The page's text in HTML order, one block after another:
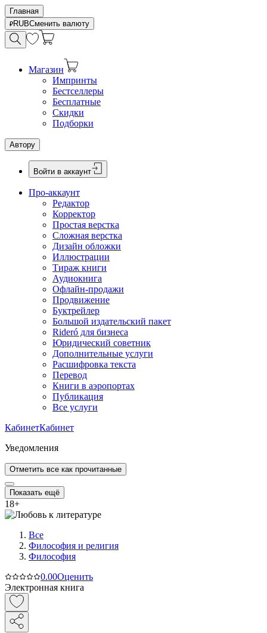
Главная
RUBСменить валюту
Магазин
Импринты
Бестселлеры
Бесплатные
Скидки
Подборки
Автору
Войти в аккаунт
Про-аккаунт
Редактор
Корректор
Простая верстка
Сложная верстка
Дизайн обложки
Иллюстрации
Тираж книги
Аудиокнига
Офлайн-продажи
Продвижение
Буктрейлер
Большой издательский пакет
Rideró для бизнеса
Юридический советник
Дополнительные услуги
Расшифровка текста
Перевод
Книги в аэропортах
Публикация
Все услуги
КабинетКабинет
Уведомления
Отметить все как прочитанные
Показать ещё
18+
Все
Философия и религия
Философия
0.00Оценить
Электронная книга